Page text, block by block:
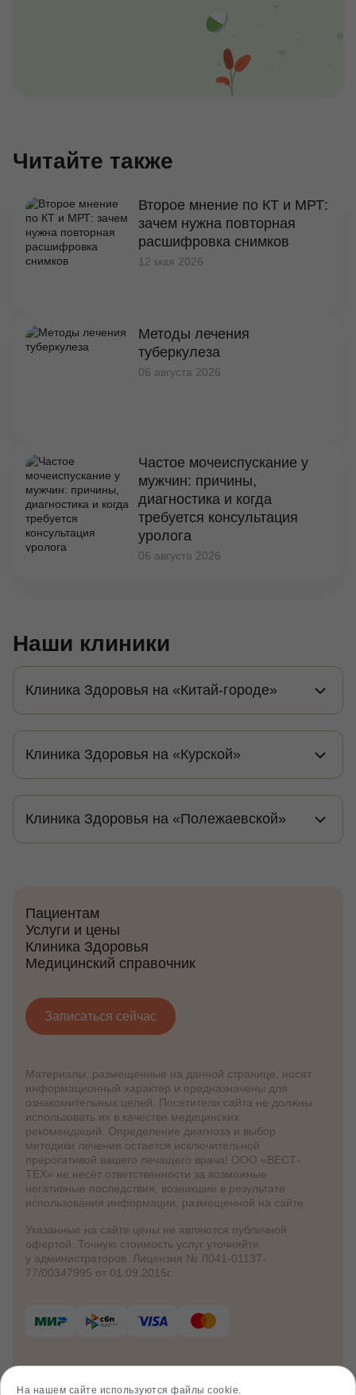
Читайте также
Второе мнение по КТ и МРТ:
зачем нужна повторная
расшифровка снимков
12 мая 2026
Методы лечения
туберкулеза
06 августа 2026
Частое мочеиспускание у
мужчин: причины,
диагностика и когда
требуется консультация
уролога
06 августа 2026
Наши клиники
Клиника Здоровья на «Китай-городе»
Клиника Здоровья на «Курской»
Клиника Здоровья на «Полежаевской»
Пациентам
Услуги и цены
Клиника Здоровья
Медицинский справочник
Записаться сейчас
Материалы, размещенные на данной странице, носят
информационный характер и предназначены для
ознакомительных целей. Посетители сайта не должны
использовать их в качестве медицинских
рекомендаций. Определение диагноза и выбор
методики лечения остается исключительной
прерогативой вашего лечащего врача! ООО «ВЕСТ-
ТЕХ» не несёт ответственности за возможные
негативные последствия, возникшие в результате
использования информации, размещенной на сайте.
Указанные на сайте цены не являются публичной
офертой. Точную стоимость услуг уточняйте
у администраторов. Лицензия № Л041-01137-
77/00347995 от 01.09.2015г.
© 2012 - 2026 Клинико-диагностический
центр «Клиника Здоровья»
На нашем сайте используются файлы cookie.